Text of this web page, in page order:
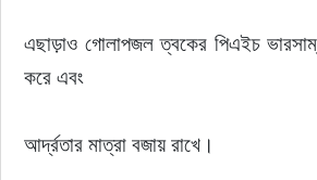
এছাড়াও গোলাপজল ত্বকের পিএইচ
করে এবং
আর্দ্রতার মাত্রা বজায় রাখে।